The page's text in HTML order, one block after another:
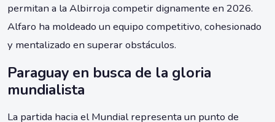
permitan a la Albirroja competir dignamente en 2026.
Alfaro ha moldeado un equipo competitivo, cohesionado
y mentalizado en superar obstáculos.
Paraguay en busca de la gloria
mundialista
La partida hacia el Mundial representa un punto de